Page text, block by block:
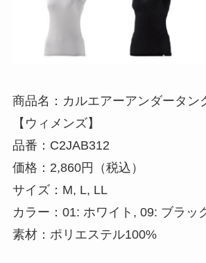
商品名：カルエアーアンダータン
【ウィメンズ】
品番：C2JAB312
価格：2,860円（税込）
サイズ：M, L, LL
カラー：01: ホワイト, 09: ブラッ
素材：ポリエステル100%